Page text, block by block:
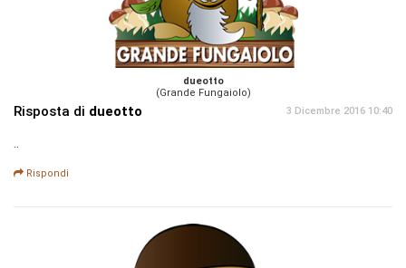
dueotto
(Grande Fungaiolo)
Risposta di dueotto 3 Dicembre 2016 10:40
Rispondi